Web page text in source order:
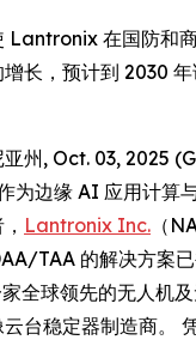
Lantronix 在国防和
长，预计到 2030
州, Oct. 03, 2025
为边缘 AI 应用计算
Lantronix Inc. （
TAA 的解决方案
全球领先的无人机
云台稳定器制造商。